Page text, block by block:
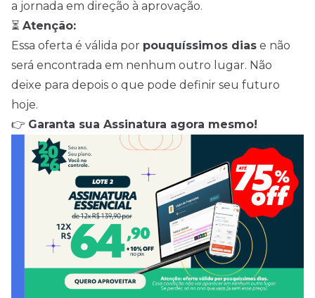
a jornada em direção à aprovação.
⏳ Atenção:
Essa oferta é válida por pouquíssimos dias e não
será encontrada em nenhum outro lugar. Não
deixe para depois o que pode definir seu futuro
hoje.
👉 Garanta sua Assinatura agora mesmo!